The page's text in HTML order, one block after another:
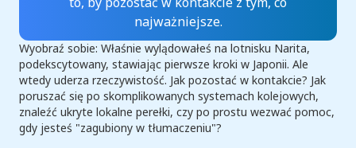
Wyobraź sobie: Właśnie wylądowałeś na lotnisku Narita,
podekscytowany, stawiając pierwsze kroki w Japonii. Ale
wtedy uderza rzeczywistość. Jak pozostać w kontakcie? Jak
poruszać się po skomplikowanych systemach kolejowych,
znaleźć ukryte lokalne perełki, czy po prostu wezwać pomoc,
gdy jesteś "zagubiony w tłumaczeniu"?
najważniejsze.